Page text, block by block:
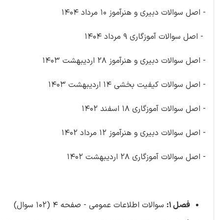
- اصل سوالات دبیری و هنرآموز 10 مرداد 1404
- اصل سوالات آموزگاری 9 مرداد 1404
- اصل سوالات دبیری و هنرآموز 28 اردیبهشت 1403
- اصل سوالات کیفیت بخشی 14 اردیبهشت 1403
- اصل سوالات آموزگاری 18 اسفند 1402
- اصل سوالات دبیری و هنرآموز 12 مرداد 1402
- اصل سوالات آموزگاری 28 اردیبهشت 1402
فصل 1:
سوالات اطلاعات عمومی - صفحه 4 (102 سوال)